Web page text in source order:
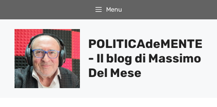
al
contenuto
Menu
POLITICAdeMENTE
- Il blog di Massimo
Del Mese